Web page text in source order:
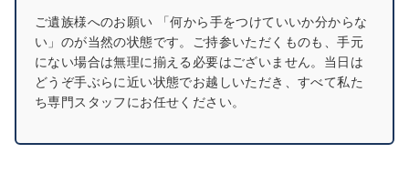
ご遺族様へのお願い 「何から手をつけていいか分からな
い」のが当然の状態です。ご持参いただくものも、手元
にない場合は無理に揃える必要はございません。当日は
どうぞ手ぶらに近い状態でお越しいただき、すべて私た
ち専門スタッフにお任せください。